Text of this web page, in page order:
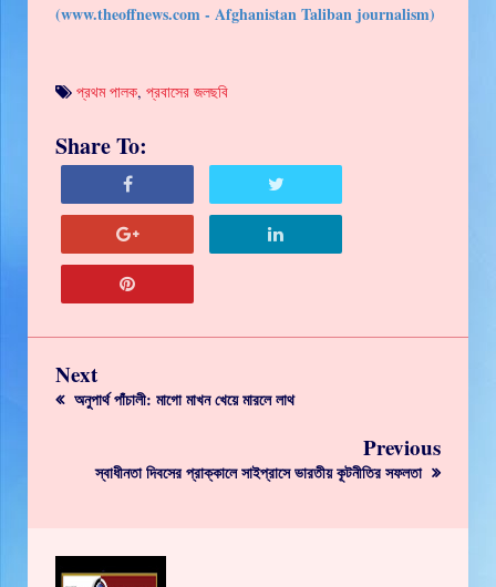
(www.theoffnews.com - Afghanistan Taliban journalism)
প্রথম পালক, প্রবাসের জলছবি
Share To:
Next
অনুপার্থ পাঁচালী: মাগো মাখন খেয়ে মারলে লাথ
Previous
স্বাধীনতা দিবসের প্রাক্কালে সাইপ্রাসে ভারতীয় কূটনীতির সফলতা